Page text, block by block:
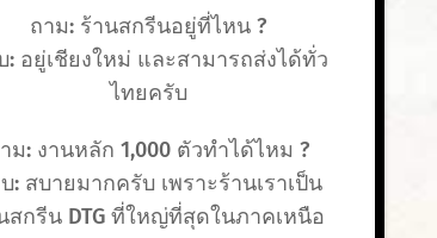
ถาม: ร้านสกรีนอยู่ที่ไหน ?
: อยู่เชียงใหม่ และสามารถส่งได้ทั่ว
ไทยครับ
ม: งานหลัก 1,000 ตัวทำได้ไหม ?
: สบายมากครับ เพราะร้านเราเป็น
สกรีน DTG ที่ใหญ่ที่สุดในภาคเหนือ